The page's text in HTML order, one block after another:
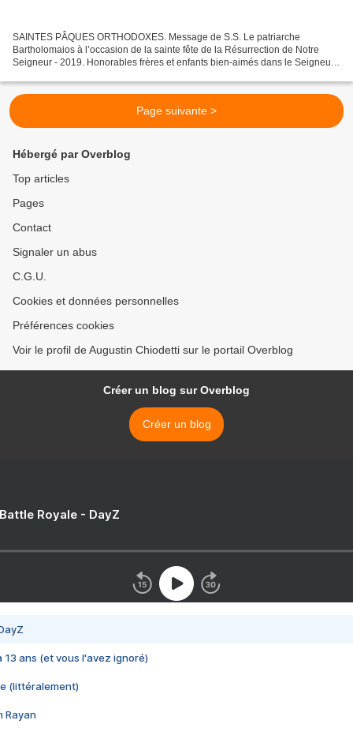
SAINTES PÂQUES ORTHODOXES. Message de S.S. Le patriarche
Bartholomaios à l’occasion de la sainte fête de la Résurrection de Notre
Seigneur - 2019. Honorables frères et enfants bien-aimés dans le Seigneur,
Page suivante >
Hébergé par Overblog
Top articles
Pages
Contact
Signaler un abus
C.G.U.
Cookies et données personnelles
Préférences cookies
Voir le profil de Augustin Chiodetti sur le portail Overblog
Créer un blog sur Overblog
Créer un blog
Royale - DayZ
13 ans (et vous l'avez ignoré)
(littéralement)
Rayan